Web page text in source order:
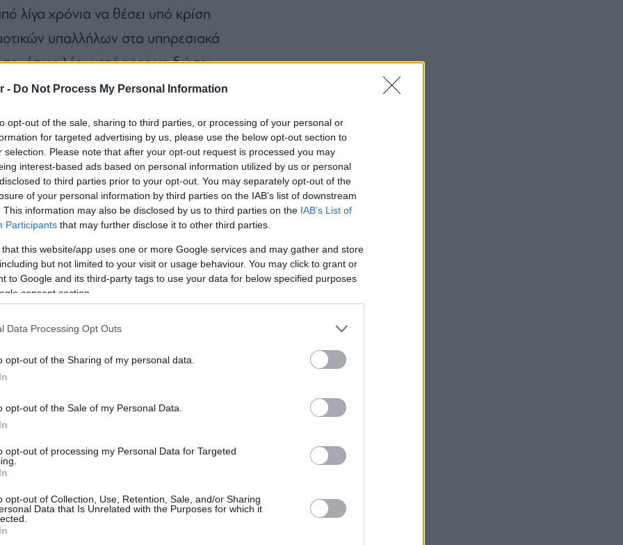
- Do Not Process My Personal Information
opt-out of the sale, sharing to third parties, or processing of your personal or
for targeted advertising by us, please use the below opt-out section to
selection. Please note that after your opt-out request is processed you may
interest-based ads based on personal information utilized by us or personal
to third parties prior to your opt-out. You may separately opt-out of the
of your personal information by third parties on the IAB’s list of downstream
This information may also be disclosed by us to third parties on the IAB’s List of
Participants that may further disclose it to other third parties.
that this website/app uses one or more Google services and may gather and store
but not limited to your visit or usage behaviour. You may click to grant or
to Google and its third-party tags to use your data for below specified purposes
consent section.
Data Processing Opt Outs
opt-out of the Sharing of my personal data.
opt-out of the Sale of my Personal Data.
opt-out of processing my Personal Data for Targeted
opt-out of Collection, Use, Retention, Sale, and/or Sharing
Data that Is Unrelated with the Purposes for which it
λίγα χρόνια να θέσει υπό κρίση
υπαλλήλων στα υπηρεσιακά
όπως λέει, κατάφερε να δώσει
σε ανθρώπους που ως
ή αναξιοποίητοι.
αυτοδιοικητικών εκλογών, θα
που θα μας απασχολήσει
για την επένδυση στο